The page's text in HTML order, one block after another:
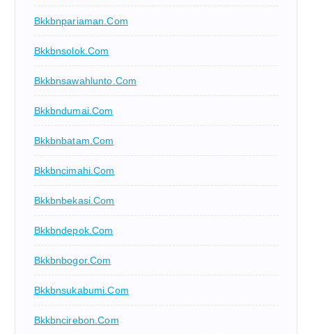
Bkkbnpariaman.com
Bkkbnsolok.com
Bkkbnsawahlunto.com
Bkkbndumai.com
Bkkbnbatam.com
Bkkbncimahi.com
Bkkbnbekasi.com
Bkkbndepok.com
Bkkbnbogor.com
Bkkbnsukabumi.com
Bkkbncirebon.com